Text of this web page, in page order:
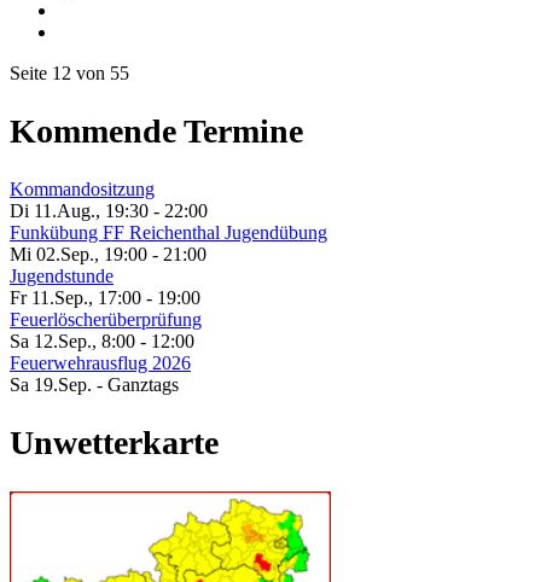
Seite 12 von 55
Kommende Termine
Kommandositzung
Di 11.Aug., 19:30 - 22:00
Funkübung FF Reichenthal Jugendübung
Mi 02.Sep., 19:00 - 21:00
Jugendstunde
Fr 11.Sep., 17:00 - 19:00
Feuerlöscherüberprüfung
Sa 12.Sep., 8:00 - 12:00
Feuerwehrausflug 2026
Sa 19.Sep. - Ganztags
Unwetterkarte